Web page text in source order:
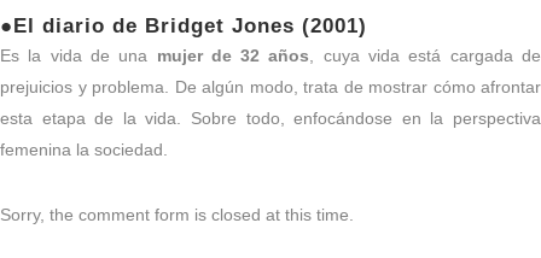
●El diario de Bridget Jones (2001)
Es la vida de una mujer de 32 años , cuya vida está cargada de
prejuicios y problema. De algún modo, trata de mostrar cómo afrontar
esta etapa de la vida. Sobre todo, enfocándose en la perspectiva
femenina la sociedad.
Sorry, the comment form is closed at this time.